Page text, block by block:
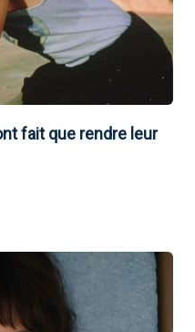
fait que rendre leur